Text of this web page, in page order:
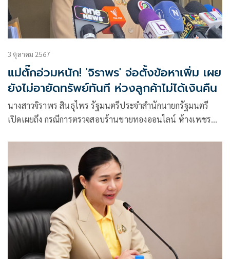
3 ตุลาคม 2567
แม่ตั๊กอ่วมหนัก! 'จิราพร' จ่อตั้งข้อหาเพิ่ม เผย
ยังไม่อายัดทรัพย์ทันที ห่วงลูกค้าไม่ได้เงินคืน
นางสาวจิราพร สินธุไพร รัฐมนตรีประจำสำนักนายกรัฐมนตรี
เปิดเผยถึง กรณีการตรวจสอบร้านขายทองออนไลน์ ห้างเพชร